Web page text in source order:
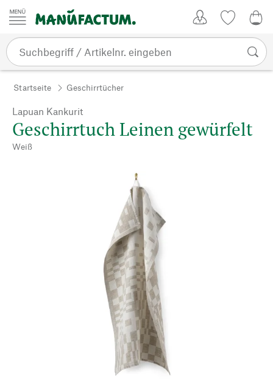
Zum Inhalt springen
Startseite Geschirrtücher
Lapuan Kankurit
Geschirrtuch Leinen gewürfelt
Weiß